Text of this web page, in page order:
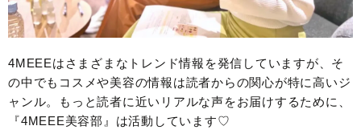
4MEEEはさまざまなトレンド情報を発信していますが、そ
の中でもコスメや美容の情報は読者からの関心が特に高いジ
ャンル。もっと読者に近いリアルな声をお届けするために、
『4MEEE美容部』は活動しています♡